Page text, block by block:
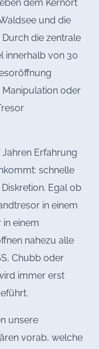
dem Kernort
und die
die zentrale
innerhalb von 30
oder
Erfahrung
schnelle
Egal ob
in einem
einem
nahezu alle
Chubb oder
immer erst
unsere
vorab, welche